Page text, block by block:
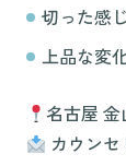
切った感
上品な変
名古屋
カウン